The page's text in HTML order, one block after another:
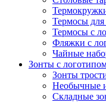
Термосы
Термосы с
Фляжки с
Чайные
Зонты с
Зонты
Необычные
Складные